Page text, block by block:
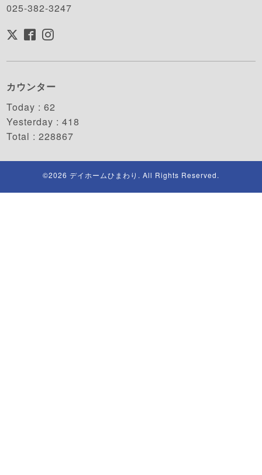
025-382-3247
カウンター
Today :62
Yesterday :418
Total :228867
©2026 デイホームひまわり . All Rights Reserved.